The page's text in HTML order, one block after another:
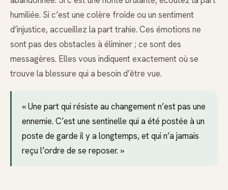
humiliée. Si c’est une colère froide ou un sentiment
d’injustice, accueillez la part trahie. Ces émotions ne
sont pas des obstacles à éliminer ; ce sont des
messagères. Elles vous indiquent exactement où se
trouve la blessure qui a besoin d’être vue.
« Une part qui résiste au changement n’est pas une
ennemie. C’est une sentinelle qui a été postée à un
poste de garde il y a longtemps, et qui n’a jamais
reçu l’ordre de se reposer. »